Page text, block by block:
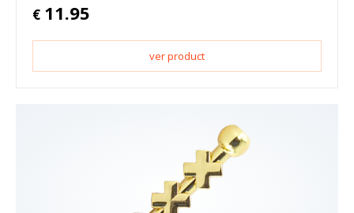
€ 11.95
ver product